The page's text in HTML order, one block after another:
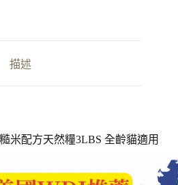
描述
米配方天然糧3LBS 全齡貓適用